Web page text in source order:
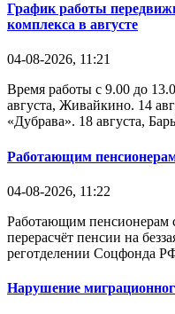
График работы
комплекса в августе
04-08-2026, 11:21
Время работы с 9.00 до
августа, Живайкино. 14
«Дубрава». 18 августа,
Работающим
04-08-2026, 11:22
Работающим пенсионерам
перерасчёт пенсии на
реготделении Соцфонда
Нарушение